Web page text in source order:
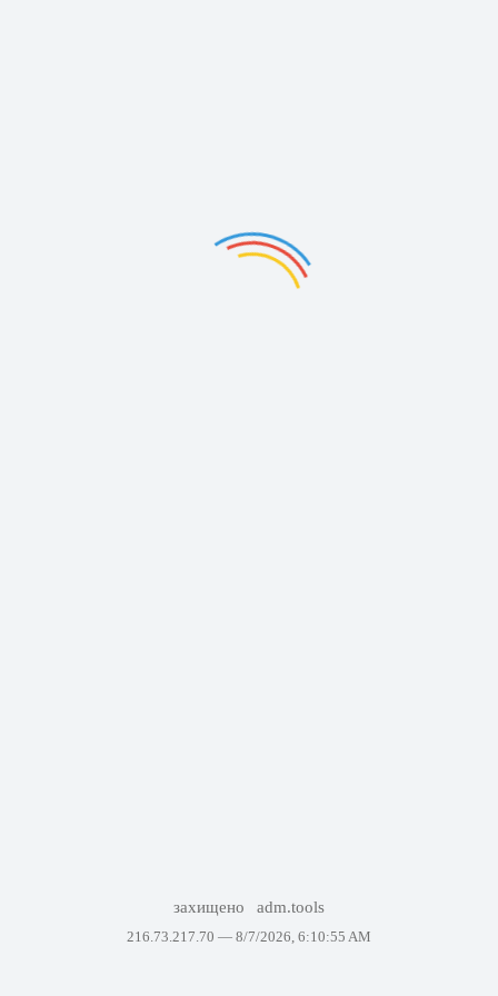
захищено adm.tools
216.73.217.70 — 8/7/2026, 6:10:55 AM